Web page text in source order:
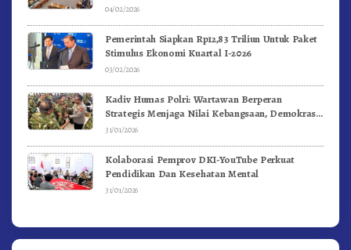
04/02/2026
Pemerintah Siapkan Rp12,83 Triliun Untuk Paket
Stimulus Ekonomi Kuartal I-2026
03/02/2026
Kadiv Humas Polri: Wartawan Berperan
Strategis Menjaga Nilai Kebangsaan, Demokrasi,
dan NKRI
31/01/2026
Kolaborasi Pemprov DKI-YouTube Perkuat
Pendidikan Dan Kesehatan Mental
31/01/2026